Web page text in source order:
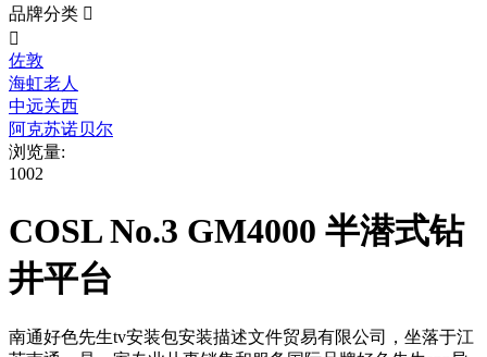
品牌分类 

佐敦
海虹老人
中远关西
阿克苏诺贝尔
浏览量:
1002
COSL No.3 GM4000 半潜式钻
井平台
南通好色先生tv安装包安装描述文件贸易有限公司，坐落于江